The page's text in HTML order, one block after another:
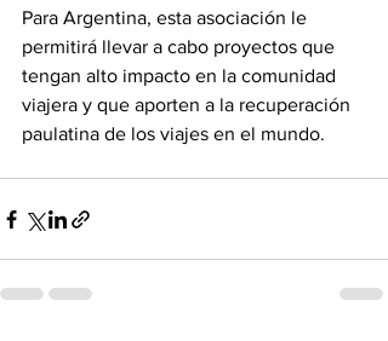
Para Argentina, esta asociación le
permitirá llevar a cabo proyectos que
tengan alto impacto en la comunidad
viajera y que aporten a la recuperación
paulatina de los viajes en el mundo.